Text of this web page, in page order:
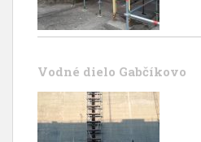
Vodné dielo Gabčíkovo